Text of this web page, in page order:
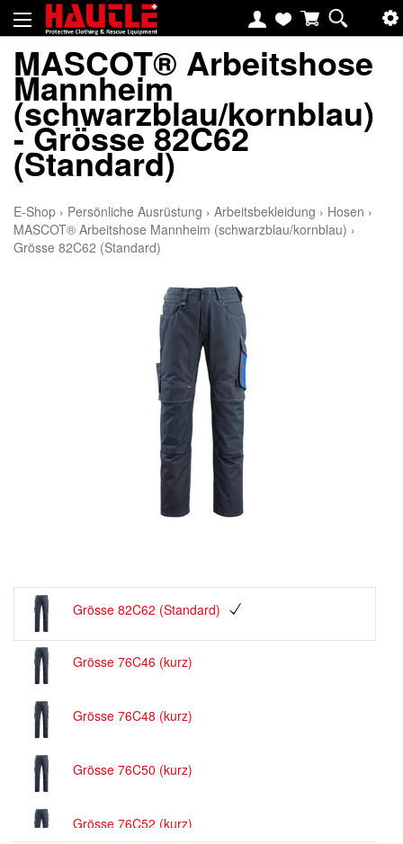
MASCOT® Arbeitshose
Mannheim
(schwarzblau/kornblau)
- Grösse 82C62
(Standard)
E-Shop › Persönliche Ausrüstung › Arbeitsbekleidung › Hosen ›
MASCOT® Arbeitshose Mannheim (schwarzblau/kornblau) ›
Grösse 82C62 (Standard)
Grösse 76C46 (kurz)
Grösse 76C48 (kurz)
Grösse 76C50 (kurz)
Grösse 76C52 (kurz)
Grösse 82C62 (Standard)